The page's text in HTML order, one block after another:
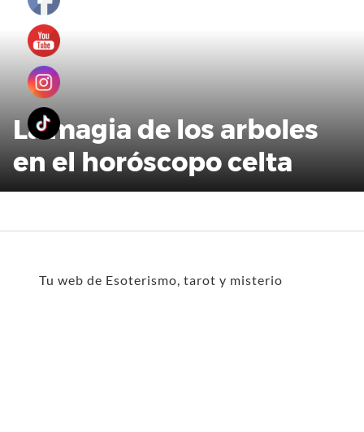
La magia de los arboles
en el horóscopo celta
Tu web de Esoterismo, tarot y misterio